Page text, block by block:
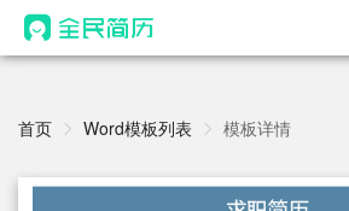
AI 简历工具 热门
AI 生成简历
首页 Word模板列表 模板详情